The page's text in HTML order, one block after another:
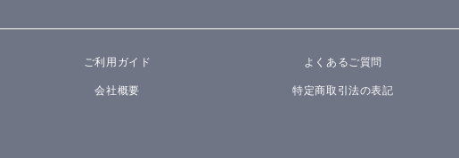
ご利用ガイド よくあるご質問
会社概要
特定商取引法の表記